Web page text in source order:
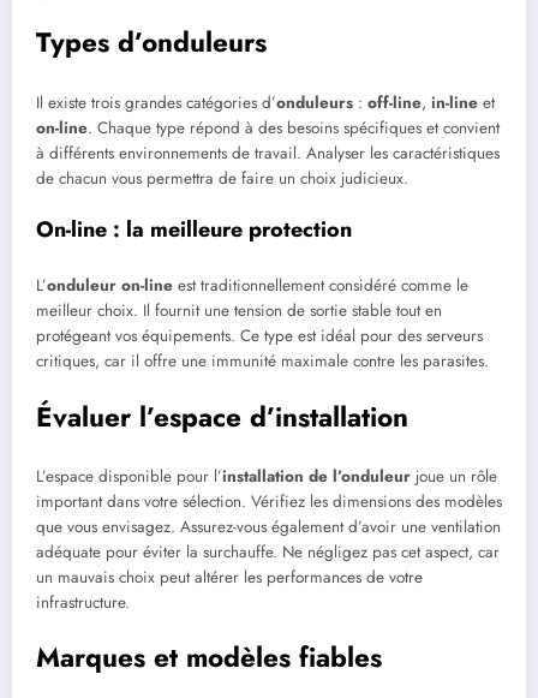
Types d’onduleurs
Il existe trois grandes catégories d’onduleurs : off-line, in-line et
on-line. Chaque type répond à des besoins spécifiques et convient
à différents environnements de travail. Analyser les caractéristiques
de chacun vous permettra de faire un choix judicieux.
On-line : la meilleure protection
L’onduleur on-line est traditionnellement considéré comme le
meilleur choix. Il fournit une tension de sortie stable tout en
protégeant vos équipements. Ce type est idéal pour des serveurs
critiques, car il offre une immunité maximale contre les parasites.
Évaluer l’espace d’installation
L’espace disponible pour l’installation de l’onduleur joue un rôle
important dans votre sélection. Vérifiez les dimensions des modèles
que vous envisagez. Assurez-vous également d’avoir une ventilation
adéquate pour éviter la surchauffe. Ne négligez pas cet aspect, car
un mauvais choix peut altérer les performances de votre
infrastructure.
Marques et modèles fiables